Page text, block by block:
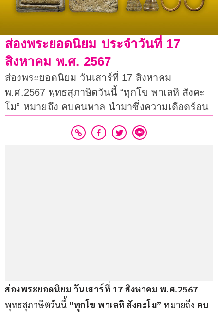
ส่องพระยอดนิยม ประจำวันที่ 17
สิงหาคม พ.ศ. 2567
ส่องพระยอดนิยม วันเสาร์ที่ 17 สิงหาคม
พ.ศ.2567 พุทธสุภาษิตวันนี้ “ทุกโข พาเลหิ สังคะ
โม” หมายถึง คบคนพาล นำมาซึ่งความเดือดร้อน
ส่องพระยอดนิยม วันเสาร์ที่ 17 สิงหาคม พ.ศ.2567
พุทธสุภาษิตวันนี้ “ทุกโข พาเลหิ สังคะโม” หมายถึง คบ